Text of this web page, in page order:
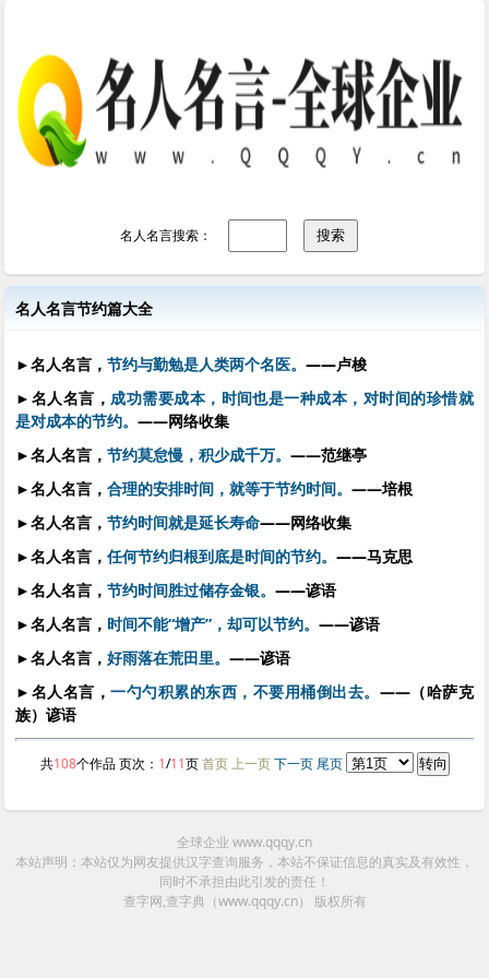
名人名言搜索：
名人名言节约篇大全
►名人名言，节约与勤勉是人类两个名医。——卢梭
► 名人名言，成功需要成本，时间也是一种成本，对时间的珍惜就
是对成本的节约。——网络收集
►名人名言，节约莫怠慢，积少成千万。——范继亭
►名人名言，合理的安排时间，就等于节约时间。——培根
►名人名言，节约时间就是延长寿命——网络收集
►名人名言，任何节约归根到底是时间的节约。——马克思
►名人名言，节约时间胜过储存金银。——谚语
►名人名言， 时间不能“增产”，却可以节约。——谚语
►名人名言，好雨落在荒田里。——谚语
► 名人名言，一勺勺积累的东西，不要用桶倒出去。 ——（哈萨克
族）谚语
共108个作品 页次： 1/11页首页 上一页 下一页 尾页
全球企业 www.qqqy.cn
本站声明：本站仅为网友提供汉字查询服务，本站不保证信息的真实及有效性，
同时不承担由此引发的责任！
查字网,查字典（www.qqqy.cn）
版权所有